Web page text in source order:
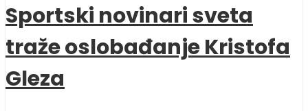
Sportski novinari sveta
traže oslobađanje Kristofa
Gleza